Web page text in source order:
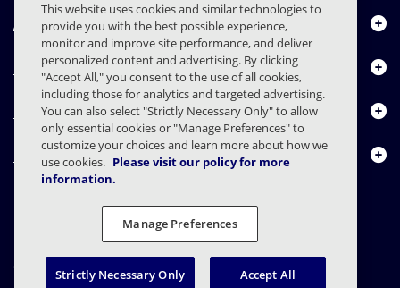
À propos de nous
Produits
Centre de ressources
Nous contacter
Déclaration de confidentialité
Confidentialité
Divulgation responsable
This website uses cookies and similar technologies to
provide you with the best possible experience,
monitor and improve site performance, and deliver
personalized content and advertising. By clicking
"Accept All," you consent to the use of all cookies,
including those for analytics and targeted advertising.
You can also select "Strictly Necessary Only" to allow
only essential cookies or "Manage Preferences" to
customize your choices and learn more about how we
use cookies. Please visit our policy for more
information.
Manage Preferences
Strictly Necessary Only Accept All